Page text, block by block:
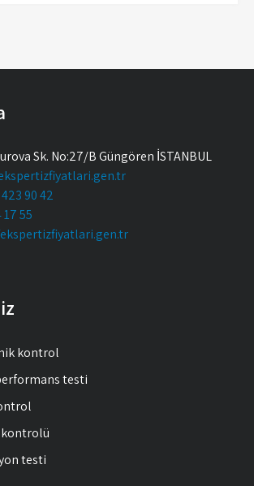
Sk. No:27/B Güngören İSTANBUL
90 42
17 55
kontrol
testi
kontrolü
testi